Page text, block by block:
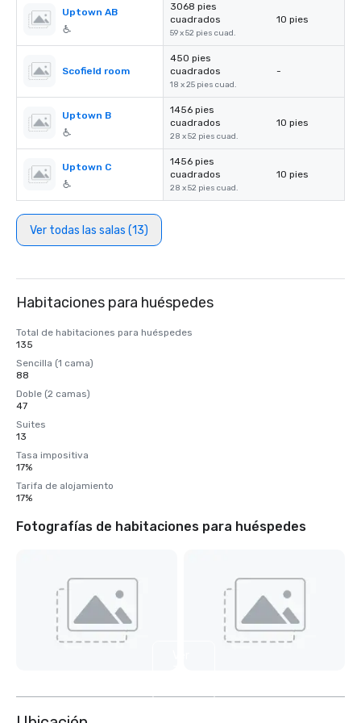
Uptown AB
3068 pies
cuadrados
59 x 52 pies cuad.
10 pies
Scofield room
450 pies
cuadrados
18 x 25 pies cuad.
-
Uptown B
1456 pies
cuadrados
28 x 52 pies cuad.
10 pies
Uptown C
1456 pies
cuadrados
28 x 52 pies cuad.
10 pies
Ver todas las salas (13)
Habitaciones para huéspedes
Total de habitaciones para huéspedes
135
Sencilla (1 cama)
88
Doble (2 camas)
47
Suites
13
Tasa impositiva
17%
Tarifa de alojamiento
17%
Fotografías de habitaciones para huéspedes